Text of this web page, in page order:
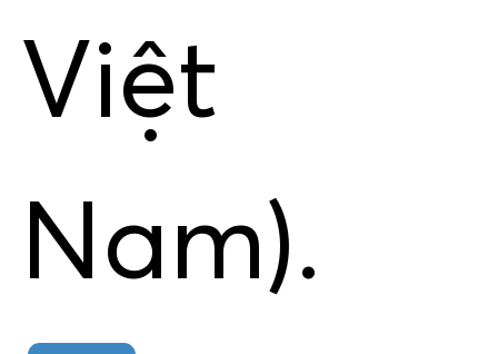
Việt
Nam).